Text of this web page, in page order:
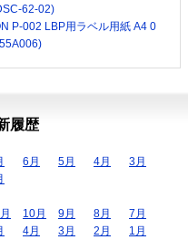
62-02)
P-002 LBP用ラベル用紙 A4 0
履歴
6月 5月 4月
3月
10月 9月 8月
7月
4月 3月 2月
1月